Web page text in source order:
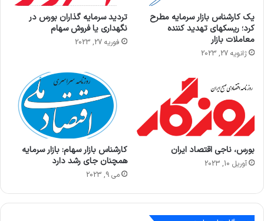
یک کارشناس بازار سرمایه مطرح
کرد؛ ریسکهای تهدید کننده
معاملات بازار
ژانویه 27, 2023
تردید سرمایه گذاران بورس در
نگهداری یا فروش سهام
فوریه 27, 2023
بورس، ناجی اقتصاد ایران
آوریل 10, 2023
کارشناس بازار سهام: بازار سرمایه
همچنان جای رشد دارد
می 9, 2023